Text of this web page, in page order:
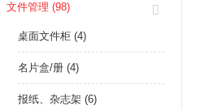
文件管理 (98)
桌面文件柜 (4)
名片盒/册 (4)
报纸、杂志架 (6)